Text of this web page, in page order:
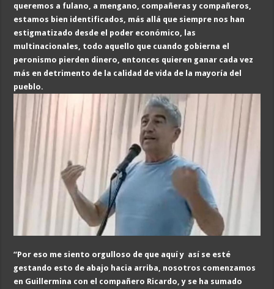
queremos a fulano, a mengano, compañeras y compañeros
estamos bien identificados, más allá que siempre nos han
estigmatizado desde el poder económico, las
multinacionales, todo aquello que cuando gobierna el
peronismo pierden dinero , entonces quieren ganar cada vez
más en detrimento de la calidad de vida de la mayoría del
pueblo.
“Por eso me siento orgulloso de que aquí y así se esté
gestando esto de abajo hacia arriba, nosotros comenzamos
en Guillermina con el compañero Ricardo, y se ha sumado